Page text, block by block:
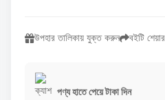
উপহার তালিকায় যুক্ত করুন বইটি
পণ্য হাতে পেয়ে টাকা দিন